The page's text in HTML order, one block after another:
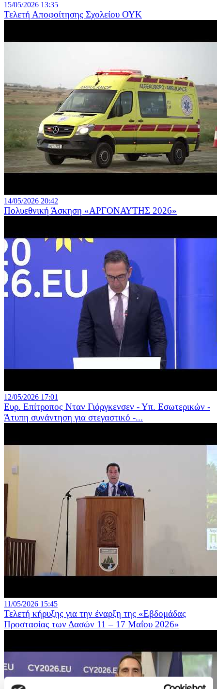
15/05/2026 13:35
Τελετή Αποφοίτησης Σχολείου ΟΥΚ
14/05/2026 20:42
Πολυεθνική Άσκηση «ΑΡΓΟΝΑΥΤΗΣ 2026»
12/05/2026 17:01
Ευρ. Επίτροπος Νταν Γιόργκενσεν - Υπ. Εσωτερικών -
Άτυπη συνάντηση για στεγαστικό -...
11/05/2026 15:45
Τελετή κήρυξης για την έναρξη της «Εβδομάδας
Προστασίας των Δασών 11 – 17 Μαΐου 2026»